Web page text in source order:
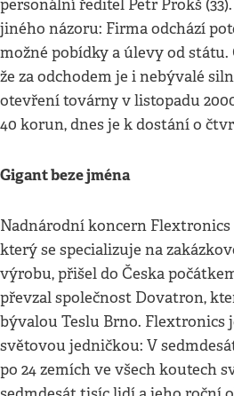
personální ředitel Petr Prokš
jiného názoru: Firma odchází
možné pobídky a úlevy od státu.
že za odchodem je i nebývalé
otevření továrny v listopadu
40 korun, dnes je k dostání o
Gigant beze jména
Nadnárodní koncern Flextronics
který se specializuje na
výrobu, přišel do Česka
převzal společnost Dovatron,
bývalou Teslu Brno. Flextronics
světovou jedničkou: V
po 24 zemích ve všech koutech